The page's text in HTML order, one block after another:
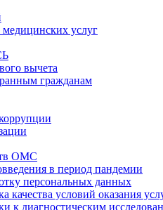
услуг
вычета
гражданам
ОМС
в период пандемии
персональных данных
качества условий оказания
к диагностическим